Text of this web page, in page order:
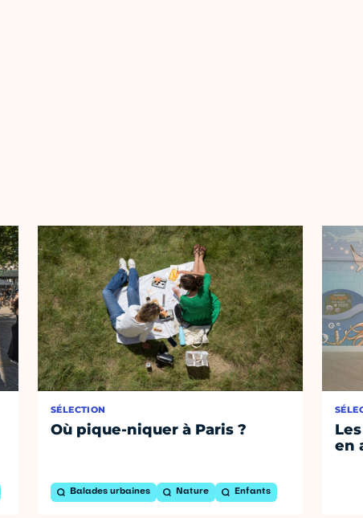
SÉLECTION
Où pique-niquer à Paris ?
Balades urbaines Nature Enfants
en